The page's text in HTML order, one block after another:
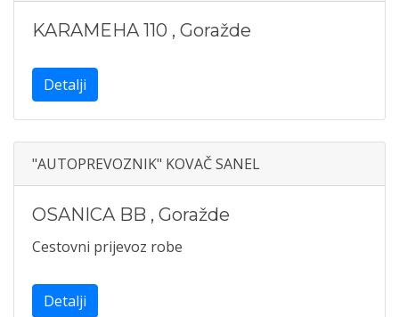
KARAMEHA 110 , Goražde
Detalji
"AUTOPREVOZNIK" KOVAČ SANEL
OSANICA BB , Goražde
Cestovni prijevoz robe
Detalji